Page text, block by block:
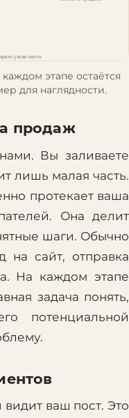
этапе остаётся
для наглядности.
продаж
Вы заливаете
лишь малая часть.
протекает ваша
Она делит
шаги. Обычно
на сайт, отправка
На каждом этапе
задача понять,
потенциальной
видит ваш пост. Это